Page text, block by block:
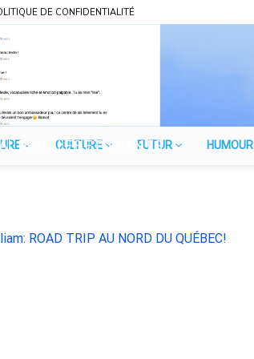
DE CONFIDENTIALITÉ
POUR LES ÉTUDIANTS
CULTURE FUTUR HUMOUR
ROAD TRIP AU NORD DU QUÉBEC!